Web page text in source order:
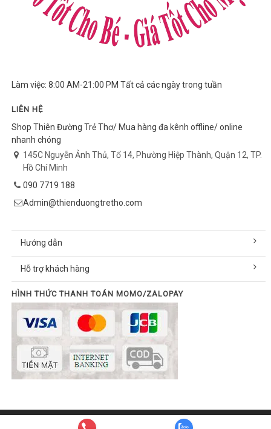
Làm việc: 8:00 AM-21:00 PM Tất cả các ngày trong tuần
LIÊN HỆ
Shop Thiên Đường Trẻ Thơ/ Mua hàng đa kênh offline/ online
nhanh chóng
145C Nguyễn Ảnh Thủ, Tổ 14, Phường Hiệp Thành, Quận 12, TP.
Hồ Chí Minh
090 7719 188
Admin@thienduongtretho.com
Hướng dẫn
Hỗ trợ khách hàng
HÌNH THỨC THANH TOÁN MOMO/ZALOPAY
© Bản quyền thuộc về thienduongtretho.com | Cung cấp bởi